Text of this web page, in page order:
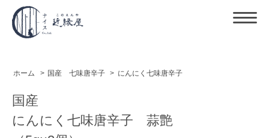
ホーム > 国産 七味唐辛子 > にんにく七味唐辛子
国産
にんにく七味唐辛子 蒜艶